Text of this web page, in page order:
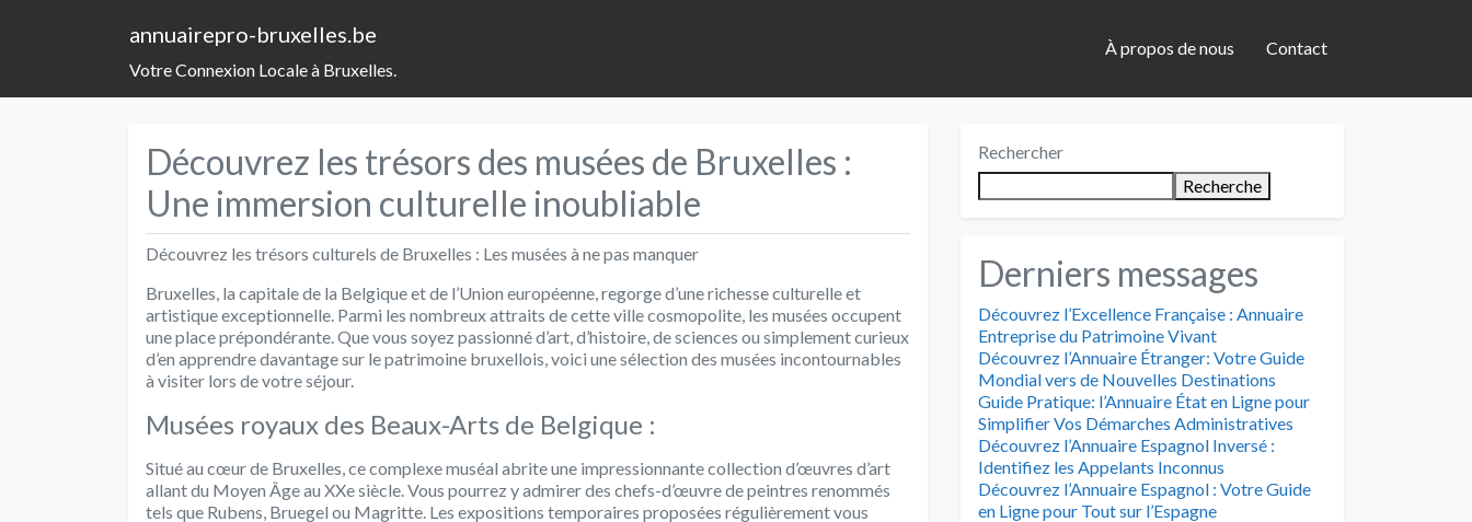
annuairepro-bruxelles.be
Votre Connexion Locale à Bruxelles.
À propos de nous Contact
Découvrez les trésors des musées de Bruxelles :
Une immersion culturelle inoubliable
Découvrez les trésors culturels de Bruxelles : Les musées à ne pas manquer
Bruxelles, la capitale de la Belgique et de l’Union européenne, regorge d’une richesse culturelle et
artistique exceptionnelle. Parmi les nombreux attraits de cette ville cosmopolite, les musées occupent
une place prépondérante. Que vous soyez passionné d’art, d’histoire, de sciences ou simplement curieux
d’en apprendre davantage sur le patrimoine bruxellois, voici une sélection des musées incontournables
à visiter lors de votre séjour.
Musées royaux des Beaux-Arts de Belgique :
Situé au cœur de Bruxelles, ce complexe muséal abrite une impressionnante collection d’œuvres d’art
allant du Moyen Âge au XXe siècle. Vous pourrez y admirer des chefs-d’œuvre de peintres renommés
tels que Rubens, Bruegel ou Magritte. Les expositions temporaires proposées régulièrement vous
Rechercher
Recherche
Derniers messages
Découvrez l’Excellence Française : Annuaire
Entreprise du Patrimoine Vivant
Découvrez l’Annuaire Étranger: Votre Guide
Mondial vers de Nouvelles Destinations
Guide Pratique: l’Annuaire État en Ligne pour
Simplifier Vos Démarches Administratives
Découvrez l’Annuaire Espagnol Inversé :
Identifiez les Appelants Inconnus
Découvrez l’Annuaire Espagnol : Votre Guide
en Ligne pour Tout sur l’Espagne